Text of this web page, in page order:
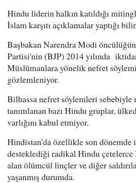
Hindu liderin halkın katıldığı
İslam karşıtı açıklamalar yaptığı
Başbakan Narendra Modi
Partisi'nin (BJP) 2014 yılında
Müslümanlara yönelik nefret
gözlemleniyor.
Bilhassa nefret söylemleri
tanımlanan bazı Hindu gruplar,
varlığını kabul etmiyor.
Hindistan'da özellikle son
desteklediği radikal Hindu çetelerce
alan ölümcül linçler ve diğer
yaşanmış durumda.